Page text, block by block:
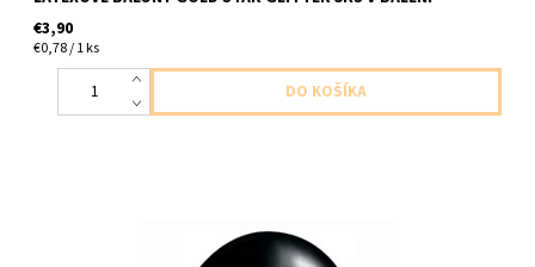
€3,90
€0,78 / 1 ks
Latexový balón čierna 1ks v baleni velkosť 40cm dodavame